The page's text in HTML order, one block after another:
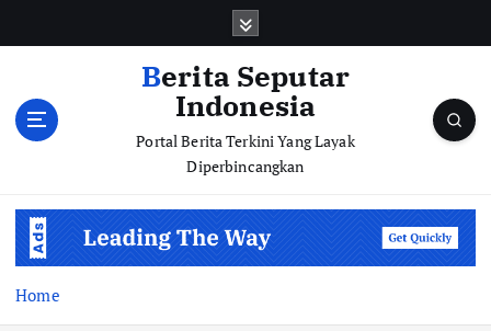
Berita Seputar
Indonesia
Portal Berita Terkini Yang Layak
Diperbincangkan
Home